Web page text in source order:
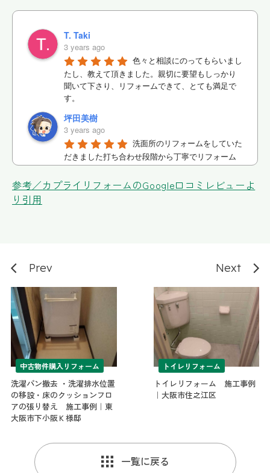
T. Taki
3 years ago
色々と相談にのってもらいまし
たし、教えて頂きました。親切に要望もしっかり
聞いて下さり、リフォームできて、とても満足で
す。
坪田美樹
3 years ago
洗面所のリフォームをしていた
だきました打ち合わせ段階から丁寧でリフォーム
のの実現迄信頼してお任せできました
あん
ただきました。営業の方の誠実な態度、仕事ぶり
に終始安心してお任せでき、満足度の高いキッチ
ンができあがりました。本当にありがとうござい
ました。
コサカマスミ
3 years ago
今回築19年の中古マンショ
(4LDK)を購入し全面的なリフォームをお願いしま
した。リビングに隣接してる和室を洋室に変更し
又窓は二重サッシにしてもらうなど、他にも色々
と細かく相談させていただいた件なども担当の松
尾さんが丁寧に対応してくださいました。仕上が
りが想像以上に綺麗で快適な住まいになり、その
満足しております。今後何かあった時は是非松尾
さんに(リプライさん)又ご連絡してお願いしたいと
思っております。
参考／カプライリフォームのGoogle口コミレビューよ
り引用
Prev
中古物件購入リフォーム
洗濯パン撤去 ・洗濯排水位置
の移設・床のクッションフロ
アの張り替え 施工事例｜東
大阪市下小阪Ｋ様邸
一覧に戻る
Next
トイレリフォーム
トイレリフォーム 施工事例
｜大阪市住之江区